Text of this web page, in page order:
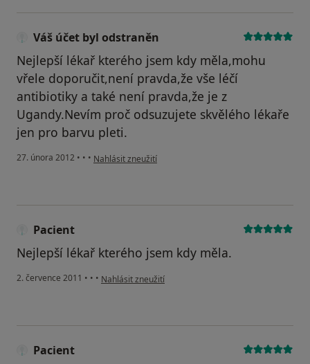
Váš účet byl odstraněn
Nejlepší lékař kterého jsem kdy měla,mohu
vřele doporučit,není pravda,že vše léčí
antibiotiky a také není pravda,že je z
Ugandy.Nevím proč odsuzujete skvělého lékaře
jen pro barvu pleti.
27. února 2012 • • • podle názoru uživatele Váš účet byl odstraněn
Nahlásit zneužití
Pacient
Nejlepší lékař kterého jsem kdy měla.
2. července 2011 • • • podle názoru uživatele Pacient
Nahlásit zneužití
Pacient